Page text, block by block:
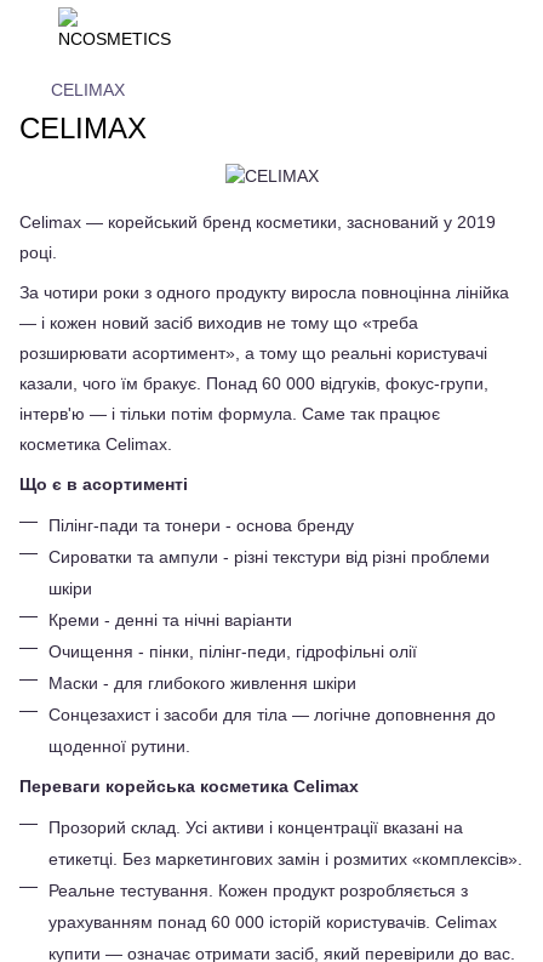
CELIMAX
CELIMAX
Celimax — корейський бренд косметики, заснований у 2019
році.
За чотири роки з одного продукту виросла повноцінна лінійка
— і кожен новий засіб виходив не тому що «треба
розширювати асортимент», а тому що реальні користувачі
казали, чого їм бракує. Понад 60 000 відгуків, фокус-групи,
інтерв'ю — і тільки потім формула. Саме так працює
косметика Celimax.
Що є в асортименті
Пілінг-пади та тонери - основа бренду
Сироватки та ампули - різні текстури від різні проблеми
шкіри
Креми - денні та нічні варіанти
Очищення - пінки, пілінг-педи, гідрофільні олії
Маски - для глибокого живлення шкіри
Сонцезахист і засоби для тіла — логічне доповнення до
щоденної рутини.
Переваги корейська косметика Celimax
Прозорий склад. Усі активи і концентрації вказані на
етикетці. Без маркетингових замін і розмитих «комплексів».
Реальне тестування. Кожен продукт розробляється з
урахуванням понад 60 000 історій користувачів. Celimax
купити — означає отримати засіб, який перевірили до вас.